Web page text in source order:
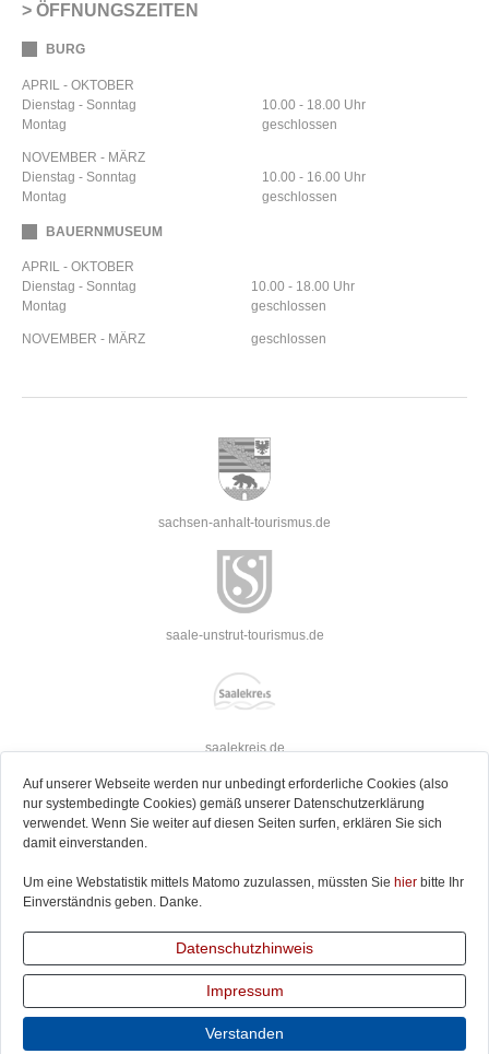
Auf unserer Webseite werden nur unbedingt erforderliche Cookies (also
nur systembedingte Cookies) gemäß unserer Datenschutzerklärung
verwendet. Wenn Sie weiter auf diesen Seiten surfen, erklären Sie sich
damit einverstanden.
Um eine Webstatistik mittels Matomo zuzulassen, müssten Sie hier bitte Ihr
Einverständnis geben. Danke.
Datenschutzhinweis
Impressum
Verstanden
ÖFFNUNGSZEITEN
BURG
APRIL - OKTOBER
Dienstag - Sonntag
Montag
10.00 - 18.00 Uhr
geschlossen
NOVEMBER - MÄRZ
Dienstag - Sonntag
Montag
10.00 - 16.00 Uhr
geschlossen
BAUERNMUSEUM
APRIL - OKTOBER
Dienstag - Sonntag
Montag
10.00 - 18.00 Uhr
geschlossen
NOVEMBER - MÄRZ geschlossen
sachsen-anhalt-tourismus.de
saale-unstrut-tourismus.de
saalekreis.de
jakobusweg-sachsen-anhalt.de